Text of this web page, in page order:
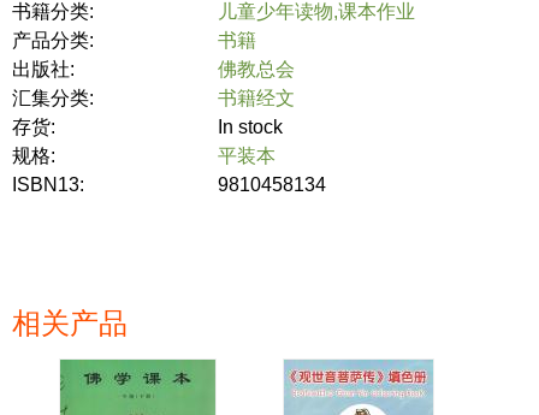
书籍分类:
儿童少年读物,课本作业
产品分类:
书籍
出版社:
佛教总会
汇集分类:
书籍经文
存货:
In stock
规格:
平装本
ISBN13:
9810458134
相关产品
页面